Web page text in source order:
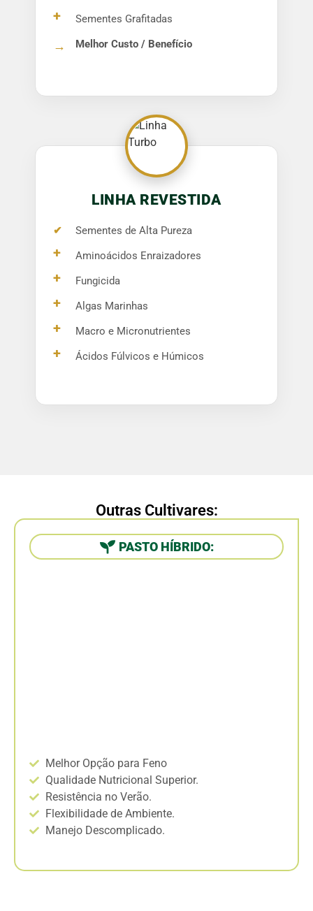
+ Sementes Grafitadas
→ Melhor Custo / Benefício
LINHA REVESTIDA
✔ Sementes de Alta Pureza
+ Aminoácidos Enraizadores
+ Fungicida
+ Algas Marinhas
+ Macro e Micronutrientes
+ Ácidos Fúlvicos e Húmicos
Outras Cultivares:
PASTO HÍBRIDO:
Melhor Opção para Feno
Qualidade Nutricional Superior.
Resistência no Verão.
Flexibilidade de Ambiente.
Manejo Descomplicado.